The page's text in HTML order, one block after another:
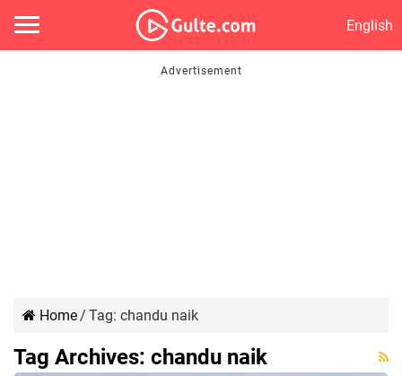
English
Home/ Tag: chandu naik
Tag Archives: chandu naik